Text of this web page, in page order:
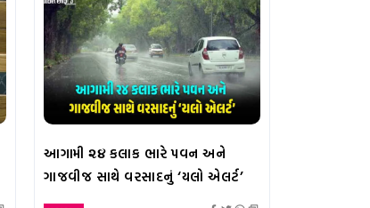
આગામી ૨૪ કલાક ભારે પવન અને
ગાજવીજ સાથે વરસાદનું ‘યલો એલર્ટ’